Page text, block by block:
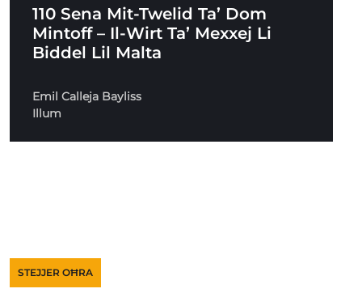
110 Sena Mit-Twelid Ta’ Dom
Mintoff – Il-Wirt Ta’ Mexxej Li
Biddel Lil Malta
Emil Calleja Bayliss
Illum
STEJJER OĦRA